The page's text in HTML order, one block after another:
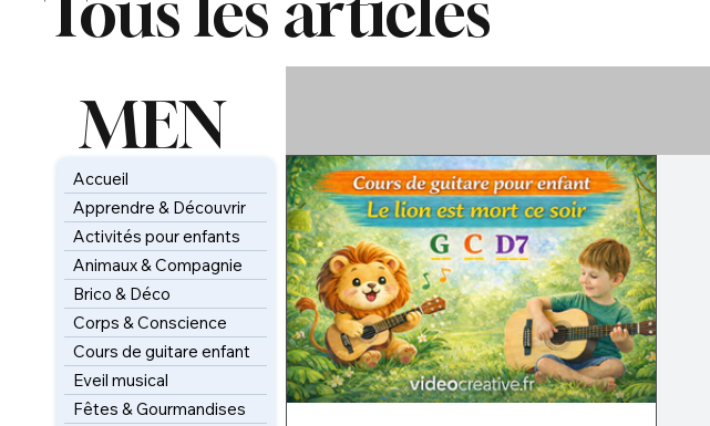
MEN
U
Accueil
Apprendre & Découvrir
Activités pour enfants
Animaux & Compagnie
Brico & Déco
Corps & Conscience
Cours de guitare enfant
Eveil musical
Fêtes & Gourmandises
Animaux & Compagnie Brico & Déco
Tableaux & Arts créatifs Inspirations & Insolites